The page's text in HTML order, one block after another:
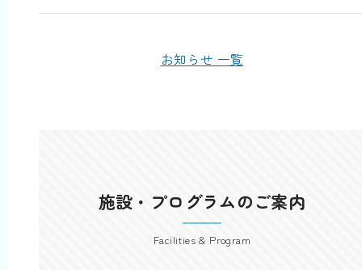
お知らせ 一覧
施設・プログラムのご案内
Facilities & Program